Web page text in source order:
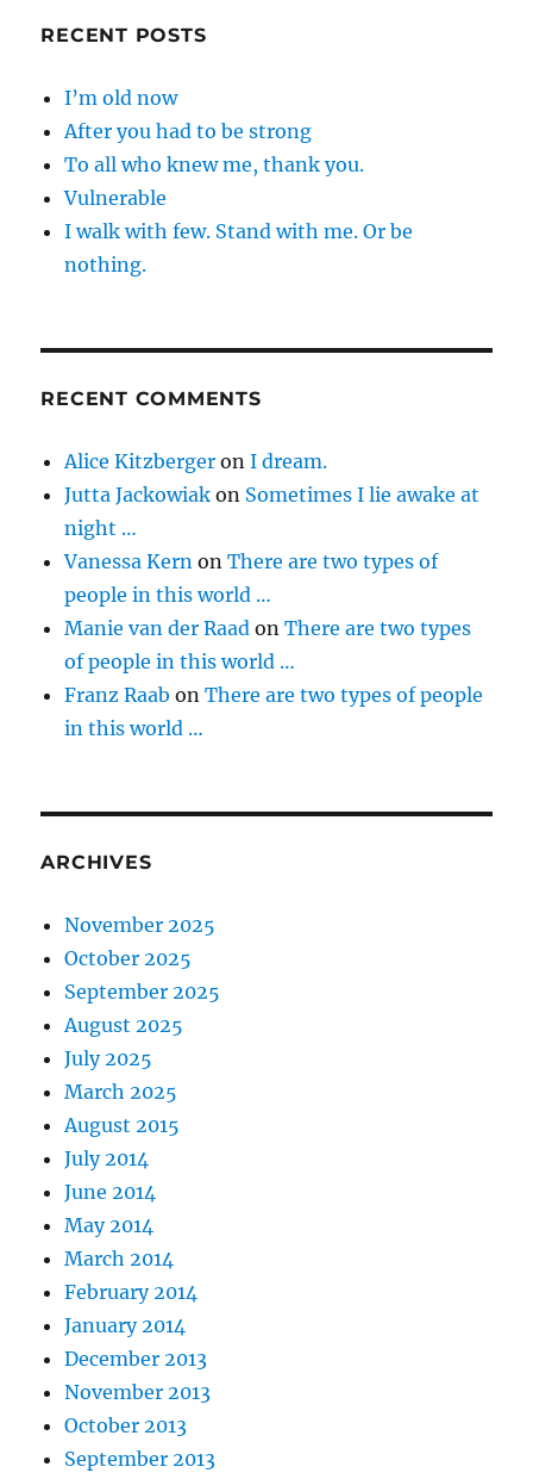
RECENT POSTS
I’m old now
After you had to be strong
To all who knew me, thank you.
Vulnerable
I walk with few. Stand with me. Or be
nothing.
RECENT COMMENTS
Alice Kitzberger onI dream.
Jutta Jackowiak on Sometimes I lie awake at
night …
Vanessa Kern onThere are two types of
people in this world …
Manie van der Raad onThere are two types
of people in this world …
Franz Raab onThere are two types of people
in this world …
ARCHIVES
November 2025
October 2025
September 2025
August 2025
July 2025
March 2025
August 2015
July 2014
June 2014
May 2014
March 2014
February 2014
January 2014
December 2013
November 2013
October 2013
September 2013